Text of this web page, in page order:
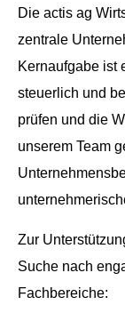
Die actis ag
zentrale
Kernaufgabe ist
steuerlich und
prüfen und die
unserem Team
Zur
Suche nach
Fachbereiche: